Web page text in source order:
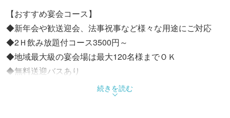
【おすすめ宴会コース】
◆新年会や歓送迎会、法事祝事など様々な用途にご対応
◆2Ｈ飲み放題付コース3500円～
◆地域最大級の宴会場は最大120名様までＯＫ
◆無料送迎バスあり
続きを読む